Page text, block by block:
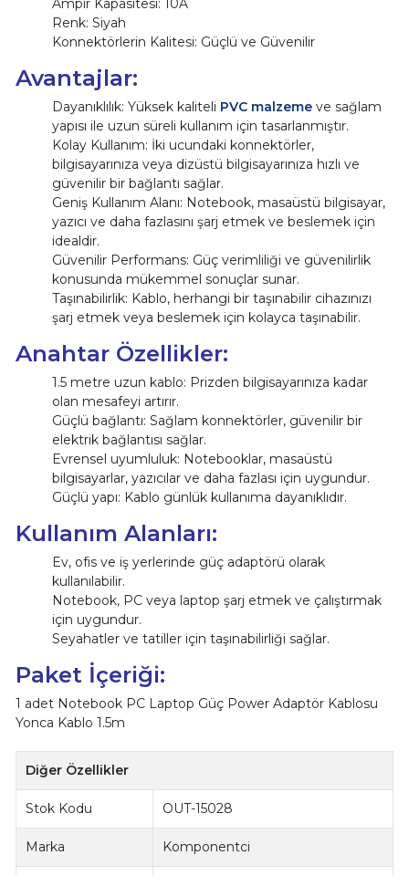
Ampir Kapasitesi: 10A
Renk: Siyah
Konnektörlerin Kalitesi: Güçlü ve Güvenilir
Avantajlar:
Dayanıklılık: Yüksek kaliteli PVC malzemeve sağlam
yapısı ile uzun süreli kullanım için tasarlanmıştır.
Kolay Kullanım: İki ucundaki konnektörler,
bilgisayarınıza veya dizüstü bilgisayarınıza hızlı ve
güvenilir bir bağlantı sağlar.
Geniş Kullanım Alanı: Notebook, masaüstü bilgisayar,
yazıcı ve daha fazlasını şarj etmek ve beslemek için
idealdir.
Güvenilir Performans: Güç verimliliği ve güvenilirlik
konusunda mükemmel sonuçlar sunar.
Taşınabilirlik: Kablo, herhangi bir taşınabilir cihazınızı
şarj etmek veya beslemek için kolayca taşınabilir.
Anahtar Özellikler:
1.5 metre uzun kablo: Prizden bilgisayarınıza kadar
olan mesafeyi artırır.
Güçlü bağlantı: Sağlam konnektörler, güvenilir bir
elektrik bağlantısı sağlar.
Evrensel uyumluluk: Notebooklar, masaüstü
bilgisayarlar, yazıcılar ve daha fazlası için uygundur.
Güçlü yapı: Kablo günlük kullanıma dayanıklıdır.
Kullanım Alanları:
Ev, ofis ve iş yerlerinde güç adaptörü olarak
kullanılabilir.
Notebook, PC veya laptop şarj etmek ve çalıştırmak
için uygundur.
Seyahatler ve tatiller için taşınabilirliği sağlar.
Paket İçeriği:
1 adet Notebook PC Laptop Güç Power Adaptör Kablosu
Yonca Kablo 1.5m
Diğer Özellikler
Stok Kodu OUT-15028
Marka Komponentci